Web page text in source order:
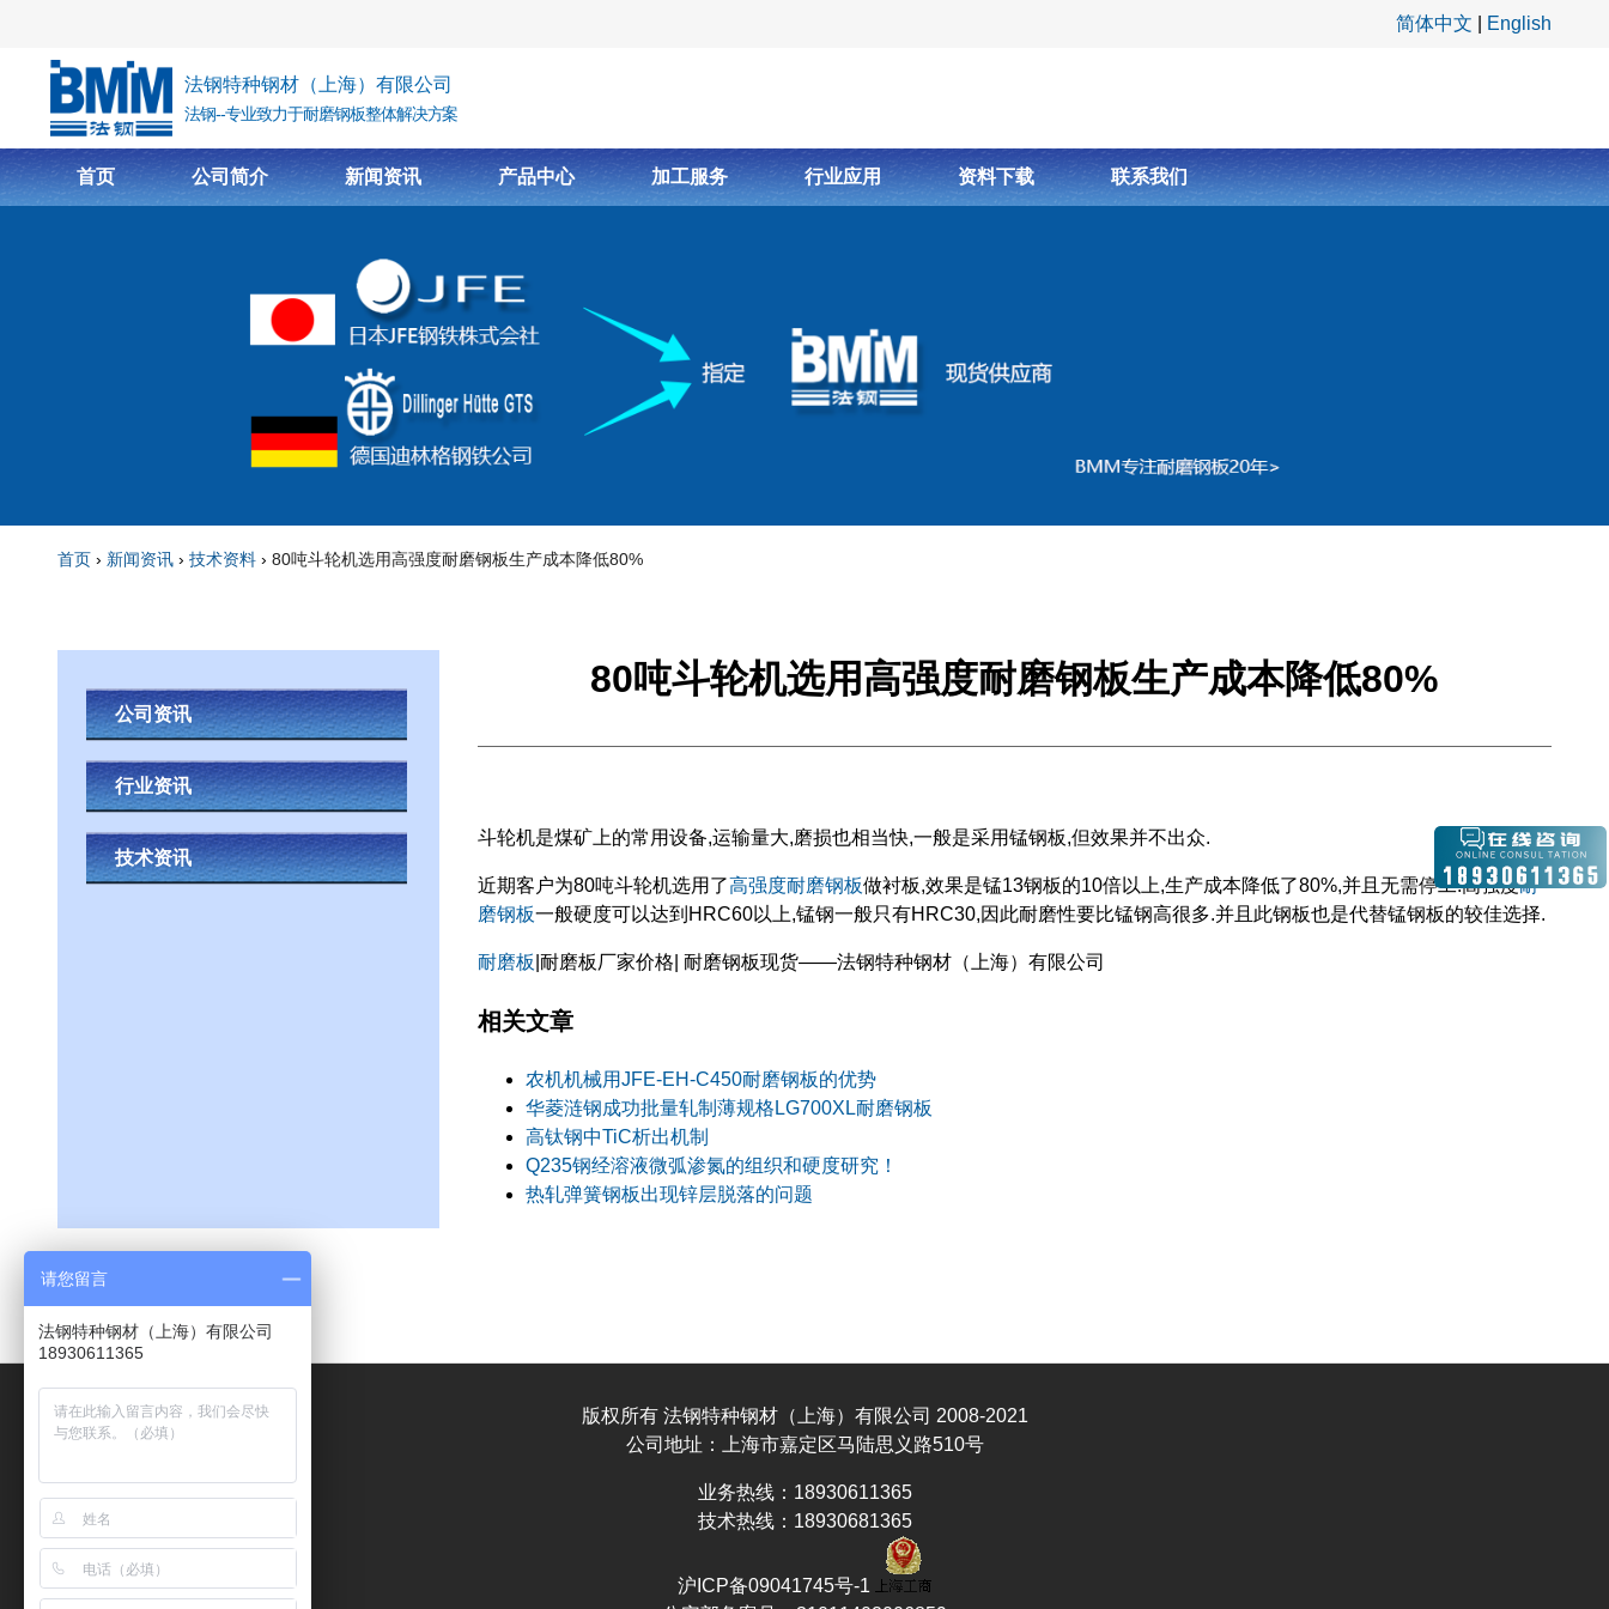
简体中文 English
法钢特种钢材（上海）有限公司
法钢--专业致力于耐磨钢板整体解决方案
首页 公司简介 新闻资讯 产品中心 加工服务 行业应用 资料下载 联系我们
首页 › 新闻资讯 › 技术资料 › 80吨斗轮机选用高强度耐磨钢板生产成本降低80%
80吨斗轮机选用高强度耐磨钢板生产成本降低80%
斗轮机是煤矿上的常用设备,运输量大,磨损也相当快,一般是采用锰钢板,但效果并不出众.
近期客户为80吨斗轮机选用了高强度耐磨钢板做衬板,效果是锰13钢板的10倍以上,生产成本降低了80%,并且无需停工.高强度耐
磨钢板一般硬度可以达到HRC60以上,锰钢一般只有HRC30,因此耐磨性要比锰钢高很多.并且此钢板也是代替锰钢板的较佳选择.
耐磨板 |耐磨板厂家价格| 耐磨钢板现货——法钢特种钢材（上海）有限公司
相关文章
农机机械用JFE-EH-C450耐磨钢板的优势
华菱涟钢成功批量轧制薄规格LG700XL耐磨钢板
高钛钢中TiC析出机制
Q235钢经溶液微弧渗氮的组织和硬度研究！
热轧弹簧钢板出现锌层脱落的问题
公司资讯
行业资讯
技术资讯
版权所有 法钢特种钢材（上海）有限公司 2008-2021
公司地址：上海市嘉定区马陆思义路510号
业务热线：18930611365
技术热线：18930681365
沪ICP备09041745号-1
请您留言
法钢特种钢材（上海）有限公司
18930611365